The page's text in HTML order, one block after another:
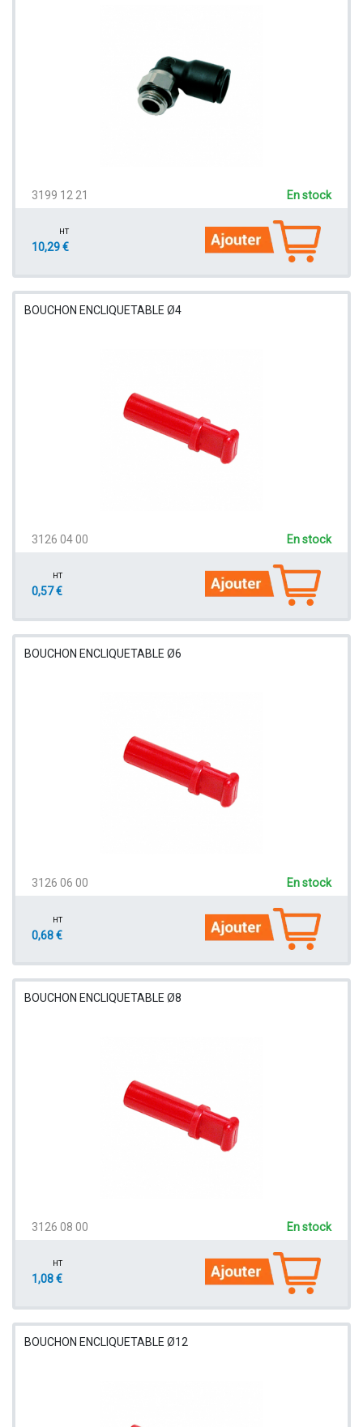
3199 12 21 En stock
HT
10,29 €
BOUCHON ENCLIQUETABLE Ø4
3126 04 00 En stock
HT
0,57 €
BOUCHON ENCLIQUETABLE Ø6
3126 06 00 En stock
HT
0,68 €
BOUCHON ENCLIQUETABLE Ø8
3126 08 00 En stock
HT
1,08 €
BOUCHON ENCLIQUETABLE Ø12